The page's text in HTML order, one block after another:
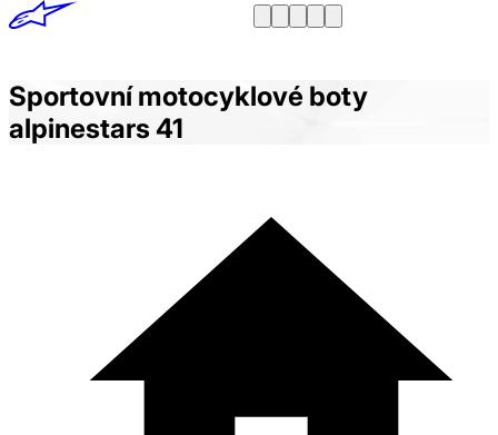
Sportovní motocyklové boty
alpinestars 41